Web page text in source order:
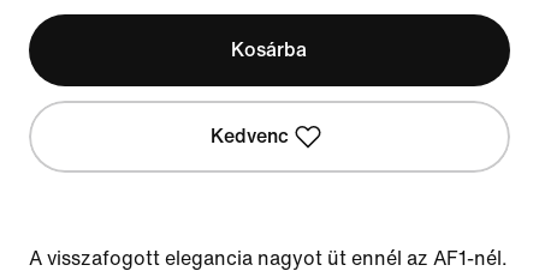
Kosárba
Kedvenc
A visszafogott elegancia nagyot üt ennél az AF1-nél.